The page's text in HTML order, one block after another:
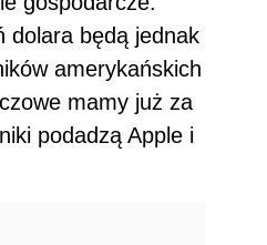
dolara będą jednak
amerykańskich
mamy już za
podadzą Apple i